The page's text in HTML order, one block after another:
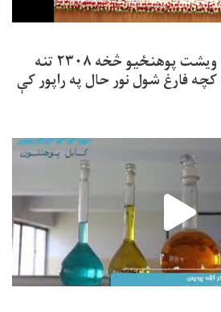
د کابل پوهنتون له ۲۲ ویشت پوهنځیو څخه ۲۳۰۸ تنه
فارغ شول نور حال په راپور کې